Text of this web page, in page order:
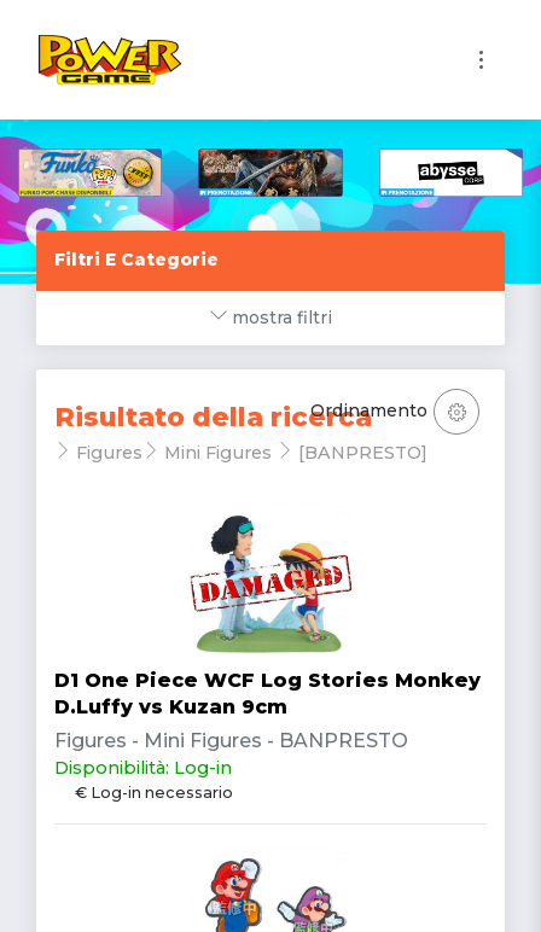
Filtri E Categorie
mostra filtri
Risultato della ricerca
Figures Mini Figures [BANPRESTO]
Ordinamento
D1 One Piece WCF Log Stories Monkey
D.Luffy vs Kuzan 9cm
Figures - Mini Figures - BANPRESTO
Disponibilità: Log-in
€ Log-in necessario